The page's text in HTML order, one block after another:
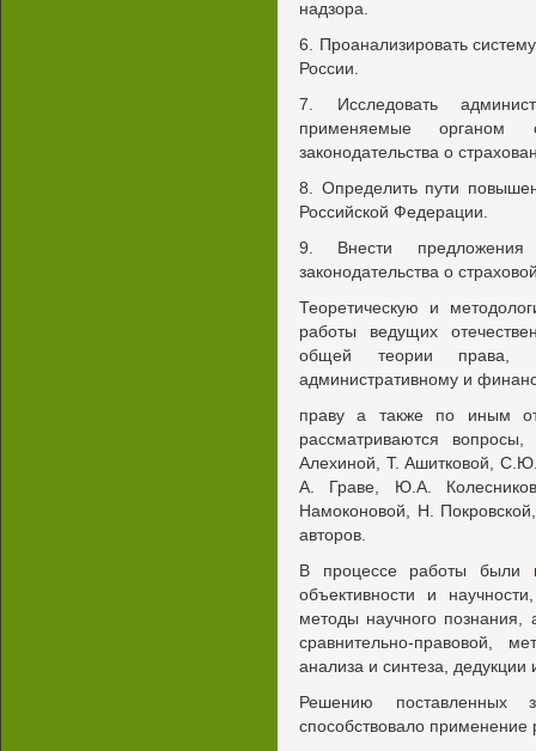
надзора.
6. Проанализировать
России.
7. Исследовать
применяемые органом
законодательства о
8. Определить пути
Российской Федерации.
9. Внести предложения
законодательства о
Теоретическую и
работы ведущих
общей теории права,
административному и
праву а также по иным
рассматриваются
Алехиной, Т. Ашитковой,
А. Граве, Ю.А.
Намоконовой, Н.
авторов.
В процессе работы были
объективности и
методы научного познания,
сравнительно-правовой,
анализа и синтеза, дедукции
Решению поставленных
способствовало применение